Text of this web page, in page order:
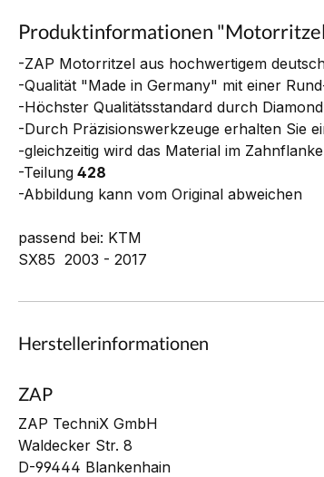
Produktinformationen
-ZAP Motorritzel aus hochwertigem
-Qualität "Made in Germany" mit einer
-Höchster Qualitätsstandard durch
-Durch Präzisionswerkzeuge erhalten Sie
-gleichzeitig wird das Material im
-Teilung 428
-Abbildung kann vom Original abweichen
passend bei: KTM
SX85 2003 - 2017
Herstellerinformationen
ZAP
ZAP TechniX GmbH
Waldecker Str. 8
D-99444 Blankenhain